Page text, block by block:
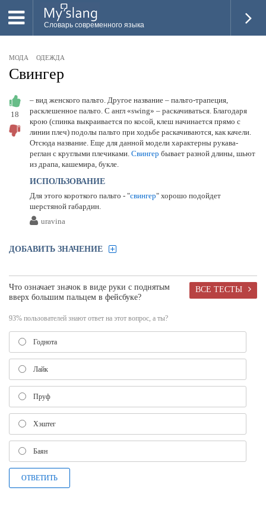
Словарь современного языка
НОВОЕ
ПОПУЛЯРНОЕ
ПРОВЕРИТЬ ЗНАНИЯ
ДОБАВИТЬ СЛОВО
ПРОСВЕТИТЕЛИ
ВОЙТИ
МОДА ОДЕЖДА
Свингер
18
– вид женского пальто. Другое название – пальто-трапеция,
расклешенное пальто. С англ «swing» – раскачиваться. Благодаря
крою (спинка выкраивается по косой, клеш начинается прямо с
линии плеч) подолы пальто при ходьбе раскачиваются, как качели.
Отсюда название. Еще для данной модели характерны рукава-
реглан с круглыми плечиками. Свингер бывает разной длины, шьют
из драпа, кашемира, букле.
ИСПОЛЬЗОВАНИЕ
Для этого короткого пальто - "свингер" хорошо подойдет
шерстяной габардин.
uravina
ДОБАВИТЬ ЗНАЧЕНИЕ
ВСЕ ТЕСТЫ
Что означает значок в виде руки с поднятым
вверх большим пальцем в фейсбуке?
93% пользователей знают ответ на этот вопрос, а ты?
Годнота
Лайк
Пруф
Хэштег
Баян